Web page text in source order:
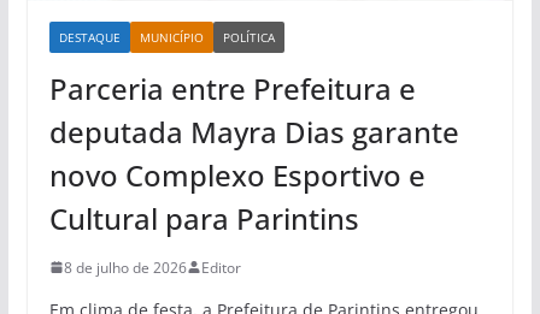
DESTAQUE MUNICÍPIO POLÍTICA
Parceria entre Prefeitura e
deputada Mayra Dias garante
novo Complexo Esportivo e
Cultural para Parintins
8 de julho de 2026 Editor